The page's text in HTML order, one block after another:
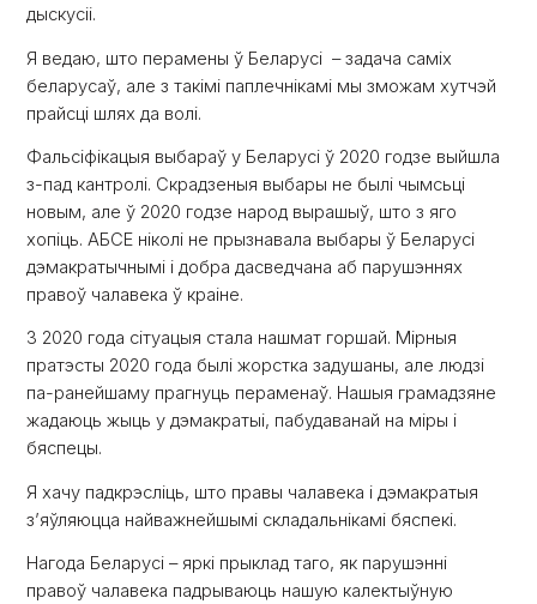
дыскусіі.
Я ведаю, што перамены ў Беларусі – задача саміх
беларусаў, але з такімі паплечнікамі мы зможам хутчэй
прайсці шлях да волі.
Фальсіфікацыя выбараў у Беларусі ў 2020 годзе выйшла
з-пад кантролі. Скрадзеныя выбары не былі чымсьці
новым, але ў 2020 годзе народ вырашыў, што з яго
хопіць. АБСЕ ніколі не прызнавала выбары ў Беларусі
дэмакратычнымі і добра дасведчана аб парушэннях
правоў чалавека ў краіне.
З 2020 года сітуацыя стала нашмат горшай. Мірныя
пратэсты 2020 года былі жорстка задушаны, але людзі
па-ранейшаму прагнуць пераменаў. Нашыя грамадзяне
жадаюць жыць у дэмакратыі, пабудаванай на міры і
бяспецы.
Я хачу падкрэсліць, што правы чалавека і дэмакратыя
з’яўляюцца найважнейшымі складальнікамі бяспекі.
Нагода Беларусі – яркі прыклад таго, як парушэнні
правоў чалавека падрываюць нашую калектыўную